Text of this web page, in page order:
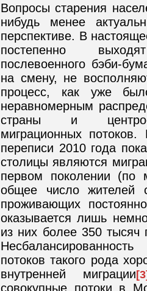
Вопросы старения
нибудь менее
перспективе. В
постепенно
послевоенного бэби-
на смену, не
процесс, как уже
неравномерным
страны и
миграционных
переписи 2010 года
столицы являются
первом поколении
общее число жителей
проживающих
оказывается лишь
из них более 350 тысяч
потоков такого рода
внутренней миграции
совокупные потоки в